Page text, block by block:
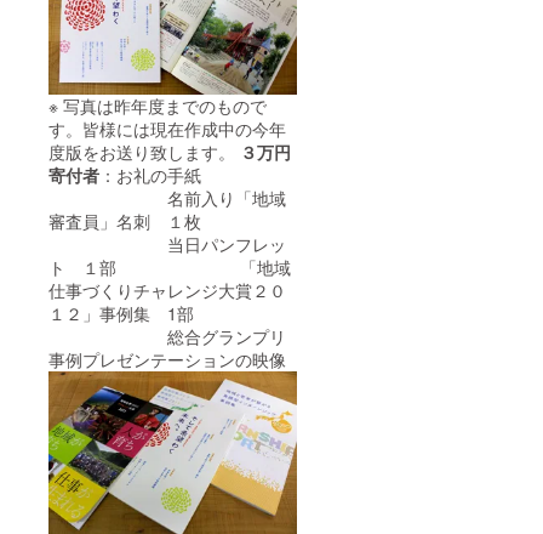
※ 写真は昨年度までのもので
す。皆様には現在作成中の今年
度版をお送り致します。
３万円
寄付者 ：お礼の手紙
名前入り「地域
審査員」名刺 １枚
当日パンフレッ
ト １部 「地域
仕事づくりチャレンジ大賞２０
１２」事例集 1部
総合グランプリ
事例プレゼンテーションの映像